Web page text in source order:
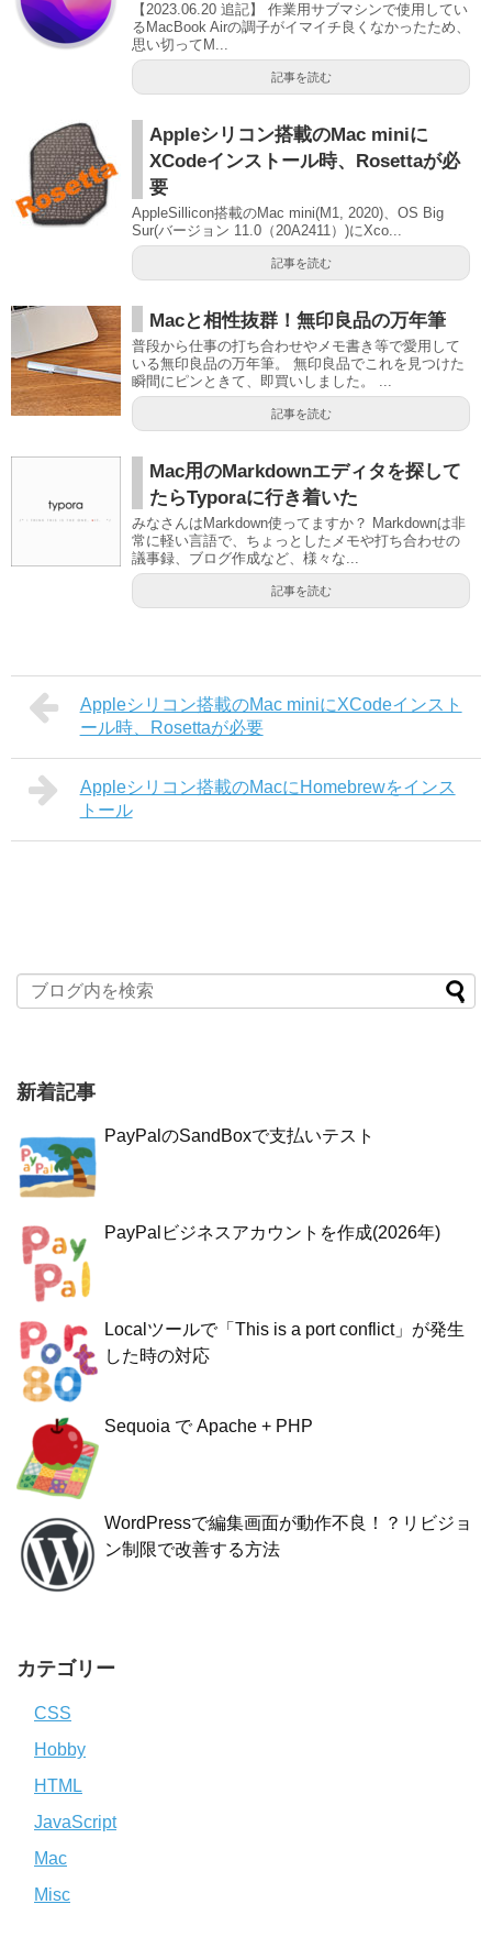
【2023.06.20 追記】 作業用サブマシンで使用してい
るMacBook Airの調子がイマイチ良くなかったため、
思い切ってM...
記事を読む
Appleシリコン搭載のMac miniに
XCodeインストール時、Rosettaが必
要
AppleSillicon搭載のMac mini(M1, 2020)、OS Big
Sur(バージョン 11.0（20A2411）)にXco...
記事を読む
Macと相性抜群！無印良品の万年筆
普段から仕事の打ち合わせやメモ書き等で愛用して
いる無印良品の万年筆。 無印良品でこれを見つけた
瞬間にピンときて、即買いしました。 ...
記事を読む
Mac用のMarkdownエディタを探して
たらTyporaに行き着いた
みなさんはMarkdown使ってますか？ Markdownは非
常に軽い言語で、ちょっとしたメモや打ち合わせの
議事録、ブログ作成など、様々な...
記事を読む
Appleシリコン搭載のMac miniにXCodeインスト
ール時、Rosettaが必要
Appleシリコン搭載のMacにHomebrewをインス
トール
新着記事
PayPalのSandBoxで支払いテスト
PayPalビジネスアカウントを作成(2026年)
Localツールで「This is a port conflict」が発生
した時の対応
Sequoia で Apache + PHP
WordPressで編集画面が動作不良！？リビジョ
ン制限で改善する方法
カテゴリー
CSS
Hobby
HTML
JavaScript
Mac
Misc